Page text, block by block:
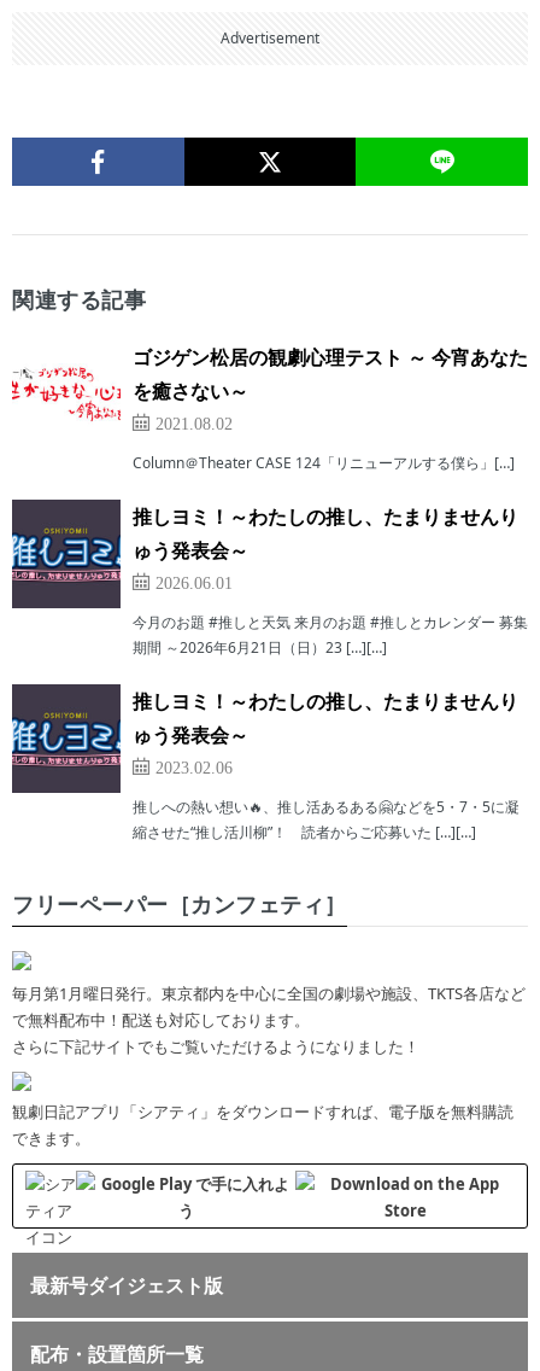
Advertisement
関連する記事
ゴジゲン松居の観劇心理テスト ～ 今宵あなた
を癒さない～
2021.08.02
Column＠Theater CASE 124「リニューアルする僕ら」[…]
推しヨミ！～わたしの推し、たまりませんり
ゅう発表会～
2026.06.01
今月のお題 #推しと天気 来月のお題 #推しとカレンダー 募集
期間 ～2026年6月21日（日）23 […][…]
推しヨミ！～わたしの推し、たまりませんり
ゅう発表会～
2023.02.06
推しへの熱い想い🔥、推し活あるある🤗などを5・7・5に凝
縮させた“推し活川柳”！ 読者からご応募いた […][…]
フリーペーパー［カンフェティ］
毎月第1月曜日発行。東京都内を中心に全国の劇場や施設、TKTS各店など
で無料配布中！配送も対応しております。
さらに下記サイトでもご覧いただけるようになりました！
観劇日記アプリ「シアティ」をダウンロードすれば、電子版を無料購読
できます。
最新号ダイジェスト版
配布・設置箇所一覧